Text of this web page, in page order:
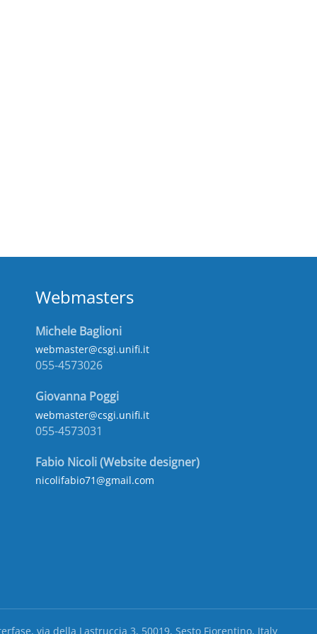
Webmasters
Michele Baglioni
webmaster@csgi.unifi.it
055-4573026
Giovanna Poggi
webmaster@csgi.unifi.it
055-4573031
Fabio Nicoli (Website designer)
nicolifabio71@gmail.com
via della Lastruccia 3, 50019, Sesto Fiorentino, Italy